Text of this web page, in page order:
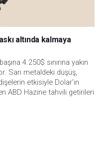
altında kalmaya
4.250$ sınırına yakın
Sarı metaldeki düşüş,
etkisiyle Dolar'ın
ABD Hazine tahvili getirileri